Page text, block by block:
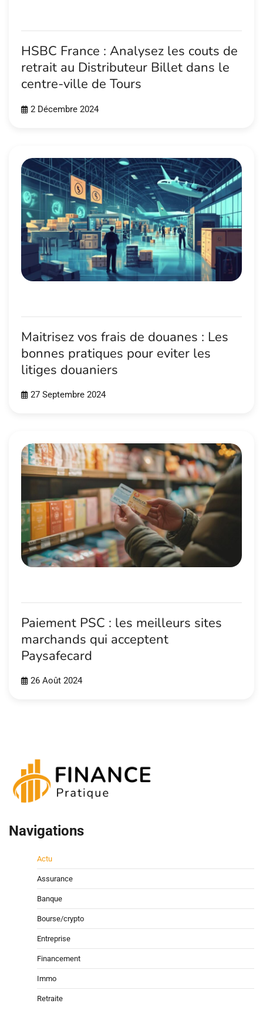
HSBC France : Analysez les couts de
retrait au Distributeur Billet dans le
centre-ville de Tours
2 Décembre 2024
Maitrisez vos frais de douanes : Les
bonnes pratiques pour eviter les
litiges douaniers
27 Septembre 2024
Paiement PSC : les meilleurs sites
marchands qui acceptent
Paysafecard
26 Août 2024
Navigations
Actu
Assurance
Banque
Bourse/crypto
Entreprise
Financement
Immo
Retraite